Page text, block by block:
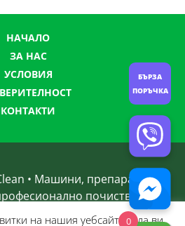
НАЧАЛО
ЗА НАС
УСЛОВИЯ
КОНТАКТИ
• Машини, препарати и
почистване
на нашия уебсайт, за да ви
0
БЪРЗА
ПОРЪЧКА